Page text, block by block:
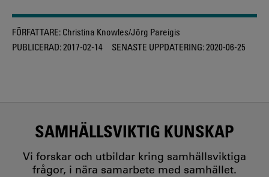
FÖRFATTARE: Christina Knowles/Jörg Pareigis
PUBLICERAD:2017-02-14 SENASTE UPPDATERING:2020-06-25
SAMHÄLLSVIKTIG KUNSKAP
Vi forskar och utbildar kring samhällsviktiga
frågor, i nära samarbete med samhället.